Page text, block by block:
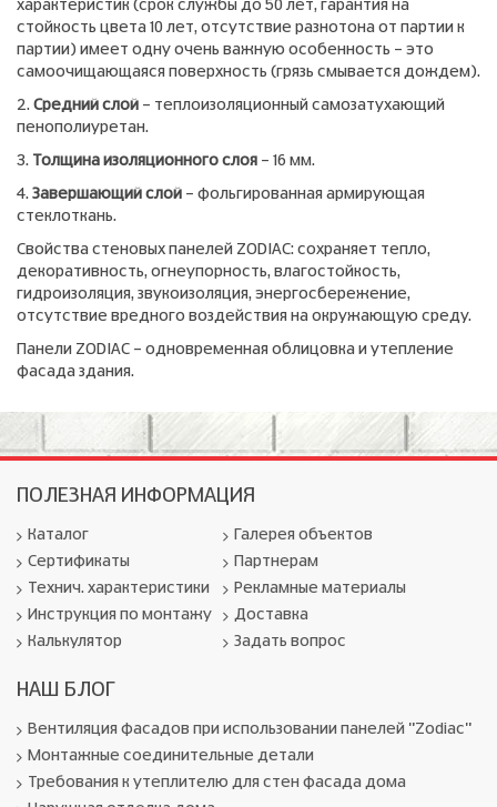
характеристик (срок службы до 50 лет, гарантия на
стойкость цвета 10 лет, отсутствие разнотона от партии к
партии) имеет одну очень важную особенность – это
самоочищающаяся поверхность (грязь смывается дождем).
2. Средний слой – теплоизоляционный самозатухающий
пенополиуретан.
3. Толщина изоляционного слоя – 16 мм.
4. Завершающий слой – фольгированная армирующая
стеклоткань.
Свойства стеновых панелей ZODIAC: сохраняет тепло,
декоративность, огнеупорность, влагостойкость,
гидроизоляция, звукоизоляция, энергосбережение,
отсутствие вредного воздействия на окружающую среду.
Панели ZODIAC – одновременная облицовка и утепление
фасада здания.
ПОЛЕЗНАЯ ИНФОРМАЦИЯ
Каталог
Сертификаты
Технич. характеристики
Инструкция по монтажу
Калькулятор
Галерея объектов
Партнерам
Рекламные материалы
Доставка
Задать вопрос
НАШ БЛОГ
Вентиляция фасадов при использовании панелей "Zodiac"
Монтажные соединительные детали
Требования к утеплителю для стен фасада дома